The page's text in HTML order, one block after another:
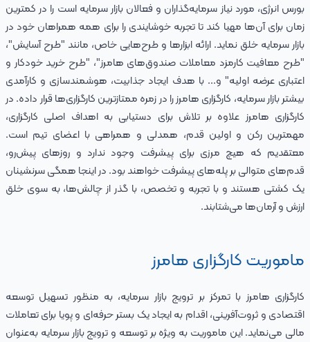
بورس انرژی، مورد نیاز سرمایه‌گذاران و فعالان بازار سرمایه است را در کمترین
زمان برای آن‌ها مهیا کند تا تجربه خوشایندی را برای همه همراهان خود در
بازار سرمایه خلق نماید. ارائه ابزارها و طرح‌هایی خاص، مانند "طرح آسایش"،
"طرح معافیت کارمزد معاملات صندوق‌های هامرز"، "طرح خرید خودکار و
اعتباری عرضه اولیه" و... با هدف ایجاد جذابیت، هوشمندسازی و کارآمدی
بیشتر بازار سرمایه، کارگزاری هامرز را در زمره ممتازترین کارگزاری‌ها قرار داده. در
کارگزاری هامرز علاوه بر تلاش برای دستیابی به اهداف اصلی کارگزاری،
مهمترین رکن و اولین قدم، همدلی و همراهی با اعضای تیم است.
معتقدیم که هیچ مرزی برای پیشرفت وجود ندارد و روزهای پیش‌رو،
قدم‌های متوالی بر پله‌های پیشرفت خواهند بود. در اینجا همگی سرنشینان
یک کشتی هستند و با تجربه و تخصص، با گذر از چالش‌‌‌ها، به سوی خلق
ارزش و آرمان‌ها می‌شتابند.
ماموریت کارگزاری هامرز
کارگزاری هامرز با تمرکز بر ترویج بازار سرمایه، به منظور تسهیل توسعه
اقتصادی و ثروت‌آفرینی، اقدام به ایجاد یک بستر حرفه‌ای و پویا برای تعاملات
مالی می‌نماید. این ماموریت به ویژه بر توسعه و ترویج بازار سرمایه به‌عنوان